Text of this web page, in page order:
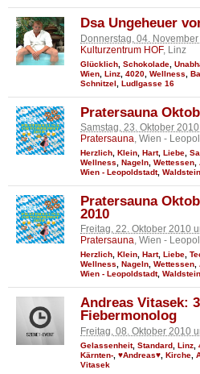
Dsa Ungeheuer
Donnerstag, 04.
Kulturzentrum HOF, Linz
Glücklich Schokolade
Wien Linz 4020 Wellness
Schnitzel
Ludlgasse 16
Pratersauna
Samstag, 23. Oktober
Pratersauna, Wien -
Herzlich Klein Hart, Liebe
Wellness
Nageln Wettessen
Wien - Leopoldstadt,
Pratersauna
2010
Freitag, 22. Oktober 2010
Pratersauna, Wien -
Herzlich, Klein, Hart, Liebe,
Wellness, Nageln, Wettessen,
Wien - Leopoldstadt,
Andreas Vitasek:
Fiebermonolog
Freitag, 08. Oktober 2010
Gelassenheit, Standard Linz
Kärnten- ♥Andreas♥ Kirche
Vitasek